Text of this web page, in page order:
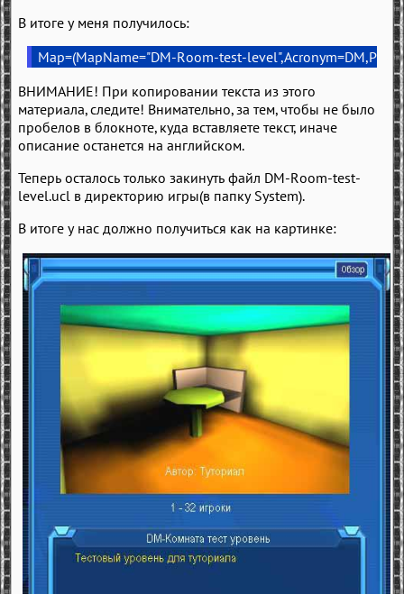
В итоге у меня получилось:
Map=(MapName="DM-Room-test-
ВНИМАНИЕ! При копировании текста из этого
материала, следите! Внимательно, за тем, чтобы не было
пробелов в блокноте, куда вставляете текст, иначе
описание останется на английском.
Теперь осталось только закинуть файл DM-Room-test-
level.ucl в директорию игры(в папку System).
В итоге у нас должно получиться как на картинке: